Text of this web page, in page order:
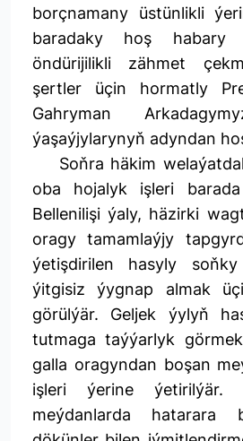
borçnamany üstünlikli
baradaky hoş habary
öndürijilikli zähmet
şertler üçin hormatly
Gahryman
ýaşaýjylarynyň adyndan
Soňra häkim
oba hojalyk işleri
Bellenilişi ýaly, häzirki
oragy tamamlaýjy
ýetişdirilen hasyly
ýitgisiz ýygnap almak
görülýär. Geljek ýylyň
tutmaga taýýarlyk
galla oragyndan boşan
işleri ýerine ýetirilýär.
meýdanlarda hatarara